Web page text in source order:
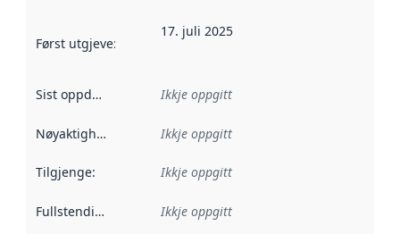
Først utgjeve: Denne datoen seier når dataa i dette
17. juli 2025
Sist oppdatert Ikkje oppgitt
Nøyaktigheit Ikkje oppgitt
Tilgjenge: Ikkje oppgitt
Fullstendigheit Ikkje oppgitt